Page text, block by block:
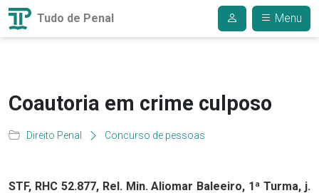
Tudo de Penal Menu
Coautoria em crime culposo
Direito Penal Concurso de pessoas
STF, RHC 52.877, Rel. Min. Aliomar Baleeiro, 1ª Turma, j.